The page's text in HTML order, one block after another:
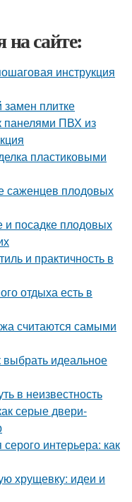
на сайте:
инструкция
плитке
панелями ПВХ из
пластиковыми
саженцев плодовых
и посадке плодовых
и практичность в
отдыха есть в
считаются самыми
идеальное
в неизвестность
серые двери-
интерьера: как
хрущевку: идеи и